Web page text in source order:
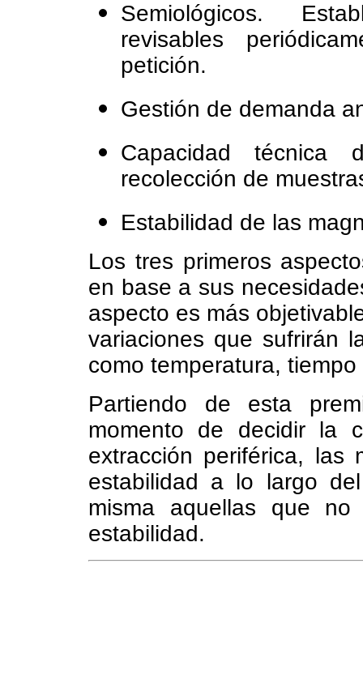
Semiológicos.
revisables
petición.
Gestión de demanda
Capacidad
recolección de
Estabilidad de las
Los tres primeros
en base a sus
aspecto es más
variaciones que sufrirán
como temperatura,
Partiendo de esta
momento de decidir la
extracción periférica, las
estabilidad a lo largo
misma aquellas que no
estabilidad.